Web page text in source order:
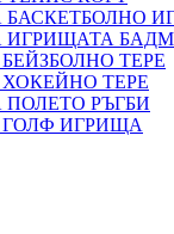
ИГРИЩАТА
ТЕРЕ
ТЕРЕ
РЪГБИ
ИГРИЩА